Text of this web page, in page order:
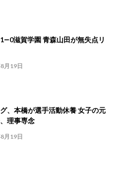
滋賀学園 青森山田が無失点リ
月19日
、本橋が選手活動休養 女子の元
理事専念
月19日